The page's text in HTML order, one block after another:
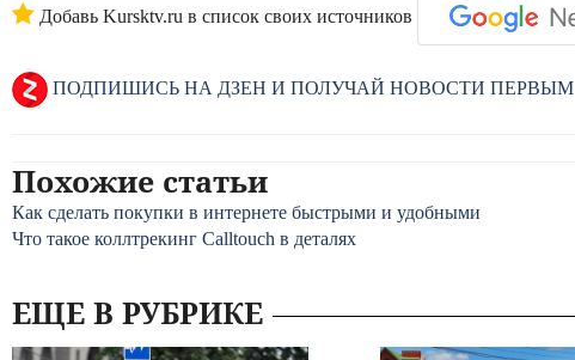
Добавь Kursktv.ru в список своих источников
ПОДПИШИСЬ НА ДЗЕН И ПОЛУЧАЙ НОВОСТИ ПЕРВЫМ
Похожие статьи
Как сделать покупки в интернете быстрыми и удобными
Что такое коллтрекинг Calltouch в деталях
ЕЩЕ В РУБРИКЕ